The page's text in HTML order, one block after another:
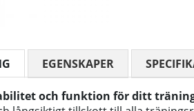
och funktion för ditt
EGENSKAPER